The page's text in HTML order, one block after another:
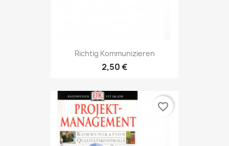
Richtig Kommunizieren
2,50 €
favorite_border